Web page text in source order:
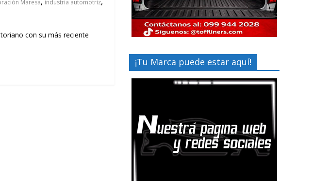
Maresa industria automotriz
con su más reciente
¡Tu Marca puede estar aquí!